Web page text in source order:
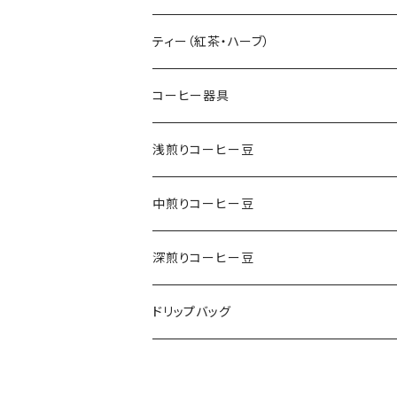
おためしコーヒーセット
ギフト
ストレート
浅煎り（酸味のある焙煎）
中煎り（コクとバランスの焙煎）
ブレンド
酸味のブレンド
マイルドプレンド
デカフェ（カフェインレスコーヒー）
ドリップバッグ
ティー（紅茶・ハーブ）
紅茶
ハーブ
コーヒー器具
ペーパーフィルター
ドリッパー
サーバー
ステンレスポット
浅煎りコーヒー豆
ストレート
ブレンド
中煎りコーヒー豆
ストレート
ブレンド
深煎りコーヒー豆
ストレート
ドリップバッグ